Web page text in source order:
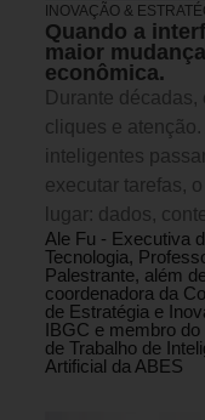
INOVAÇÃO &
Quando a
maior
econômica.
Durante
cliques e
inteligentes
executar tarefas,
lugar: dados,
Ale Fu - Executiva
Tecnologia,
Palestrante, além
coordenadora da
de Estratégia e
IBGC e membro do
de Trabalho de
Artificial da ABES